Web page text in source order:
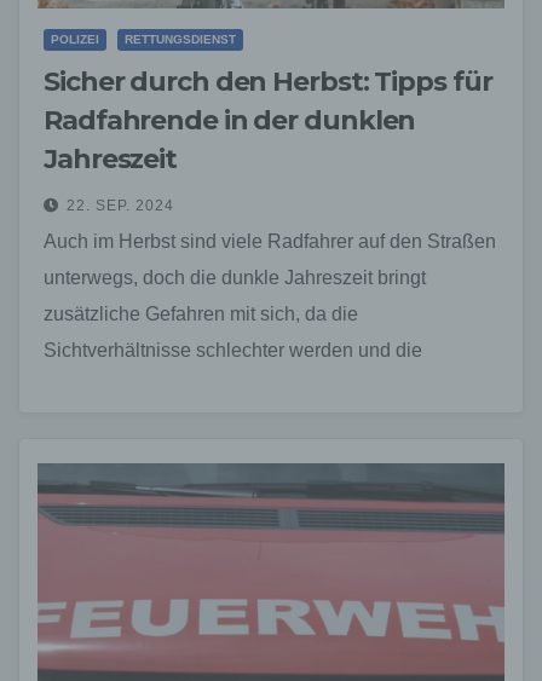
POLIZEI RETTUNGSDIENST
Sicher durch den Herbst: Tipps für
Radfahrende in der dunklen
Jahreszeit
22. SEP. 2024
Auch im Herbst sind viele Radfahrer auf den Straßen
unterwegs, doch die dunkle Jahreszeit bringt
zusätzliche Gefahren mit sich, da die
Sichtverhältnisse schlechter werden und die